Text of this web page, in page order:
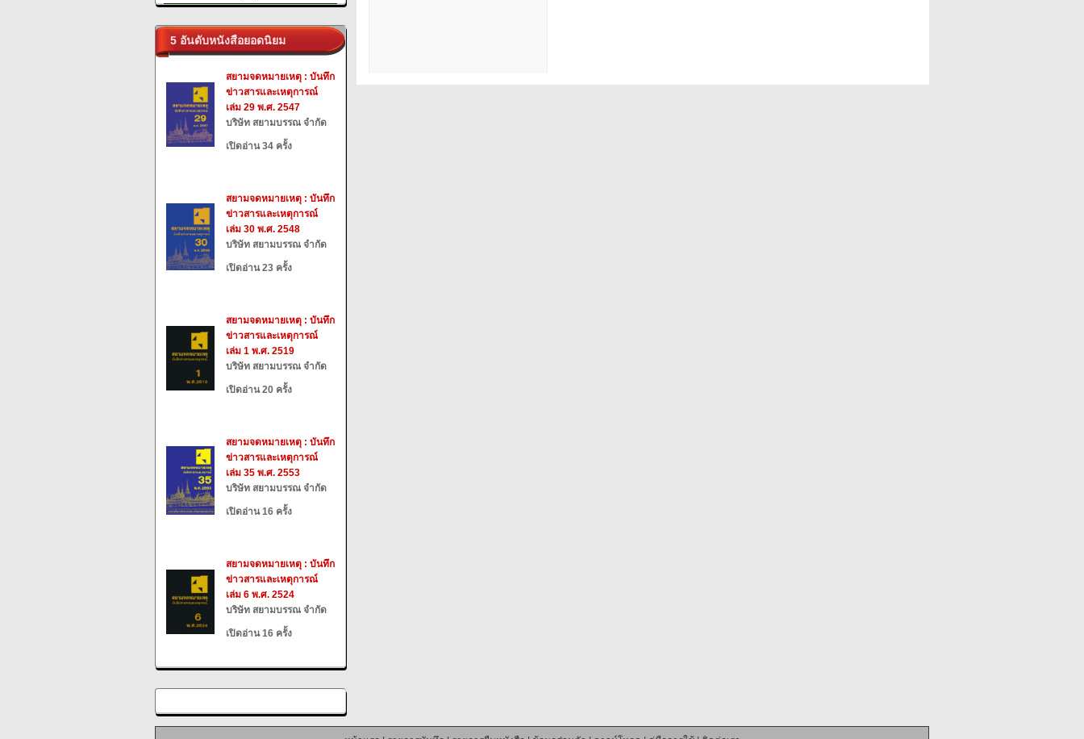
5 อันดับหนังสือยอดนิยม
สยามจดหมายเหตุ : บันทึก
ข่าวสารและเหตุการณ์
เล่ม 29 พ.ศ. 2547
บริษัท สยามบรรณ จำกัด
เปิดอ่าน 34 ครั้ง
สยามจดหมายเหตุ : บันทึก
ข่าวสารและเหตุการณ์
เล่ม 30 พ.ศ. 2548
บริษัท สยามบรรณ จำกัด
เปิดอ่าน 23 ครั้ง
สยามจดหมายเหตุ : บันทึก
ข่าวสารและเหตุการณ์
เล่ม 1 พ.ศ. 2519
บริษัท สยามบรรณ จำกัด
เปิดอ่าน 20 ครั้ง
สยามจดหมายเหตุ : บันทึก
ข่าวสารและเหตุการณ์
เล่ม 35 พ.ศ. 2553
บริษัท สยามบรรณ จำกัด
เปิดอ่าน 16 ครั้ง
สยามจดหมายเหตุ : บันทึก
ข่าวสารและเหตุการณ์
เล่ม 6 พ.ศ. 2524
บริษัท สยามบรรณ จำกัด
เปิดอ่าน 16 ครั้ง